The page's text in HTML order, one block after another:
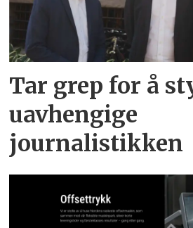
Tar grep for å
uavhengige
journalistikken